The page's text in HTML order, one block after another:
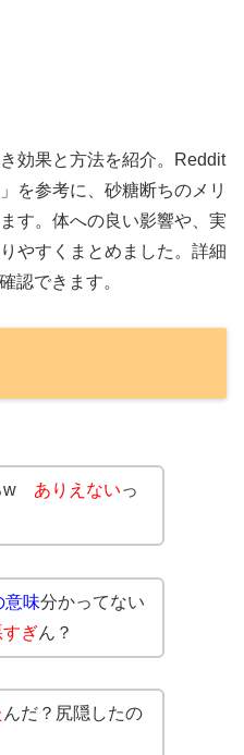
効果と方法を紹介。Reddit
を参考に、砂糖断ちのメリ
す。体への良い影響や、実
やすくまとめました。詳細
認できます。
w ありえないっ
意味分かってない
ぎん？
んだ？尻隠したの